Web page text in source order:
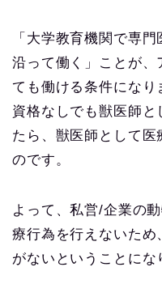
「大学教育機関で専
沿って働く」ことが、
ても働ける条件にな
資格なしでも獣医師と
たら、獣医師として
のです。
よって、私営/企業の
療行為を行えないため
がないということにな